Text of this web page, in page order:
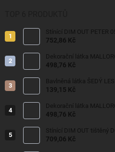
Stínící DIM OUT PETER
752,86 Kč
Dekorační látka
498,76 Kč
Bavlněná látka ŠEDÝ
139,15 Kč
Dekorační látka
498,76 Kč
Stínící DIM OUT tištěný
709,06 Kč